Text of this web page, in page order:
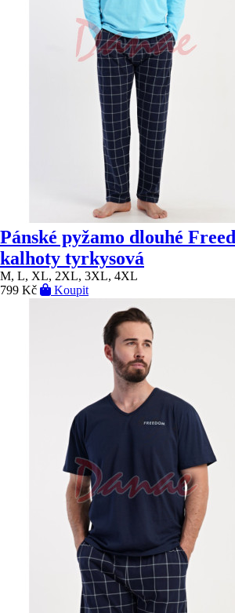
Pánské pyžamo dlouhé
kalhoty tyrkysová
M, L, XL, 2XL, 3XL, 4XL
799 Kč
Koupit